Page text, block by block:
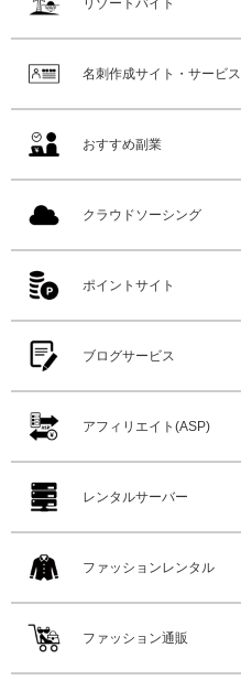
リゾートバイト
名刺作成サイト・サービス
おすすめ副業
クラウドソーシング
ポイントサイト
ブログサービス
アフィリエイト(ASP)
レンタルサーバー
ファッションレンタル
ファッション通販